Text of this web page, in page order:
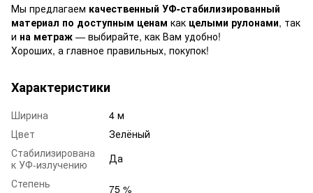
Мы предлагаем качественный УФ-стабилизированный
материал по доступным ценам как целыми рулонами, так
и на метраж — выбирайте, как Вам удобно!
Хороших, а главное правильных, покупок!
Характеристики
Ширина
4 м
Цвет
Зелёный
Стабилизирована
к УФ-излучению
Да
Степень
75 %